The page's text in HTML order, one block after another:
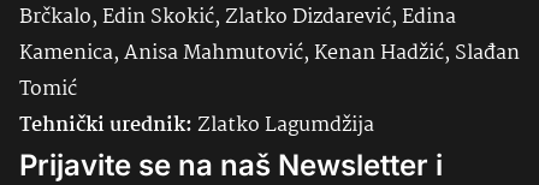
Brčkalo, Edin Skokić, Zlatko Dizdarević, Edina
Kamenica, Anisa Mahmutović, Kenan Hadžić, Slađan
Tomić
Tehnički urednik:Zlatko Lagumdžija
Prijavite se na naš Newsletter i